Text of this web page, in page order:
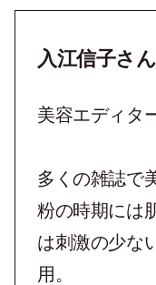
入江信子さん
美容エディタ
多くの雑誌で
粉の時期には
は刺激の少な
用。